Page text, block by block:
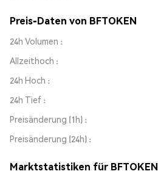
Preis-Daten von BFTOKEN
24h Volumen
Allzeithoch
24h Hoch
24h Tief
Preisänderung (1h)
Preisänderung (24h)
Marktstatistiken für BFTOKEN